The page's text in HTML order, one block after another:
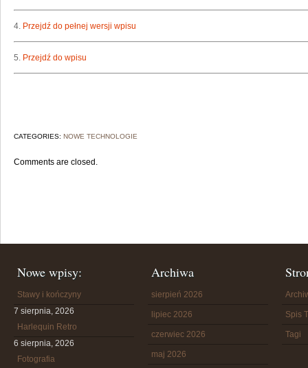
4. Przejdź do pełnej wersji wpisu
5. Przejdź do wpisu
CATEGORIES: NOWE TECHNOLOGIE
Comments are closed.
Nowe wpisy:
Stawy i kończyny
7 sierpnia, 2026
Harlequin Retro
6 sierpnia, 2026
Fotografia
Archiwa
sierpień 2026
lipiec 2026
czerwiec 2026
maj 2026
Spis
Tagi